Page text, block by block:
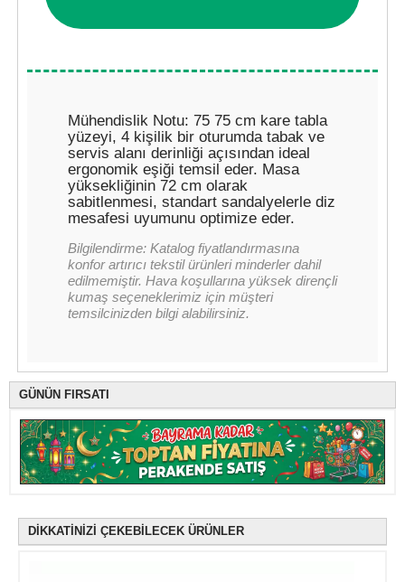
Mühendislik Notu: 75 75 cm kare tabla
yüzeyi, 4 kişilik bir oturumda tabak ve
servis alanı derinliği açısından ideal
ergonomik eşiği temsil eder. Masa
yüksekliğinin 72 cm olarak
sabitlenmesi, standart sandalyelerle diz
mesafesi uyumunu optimize eder.
Bilgilendirme: Katalog fiyatlandırmasına
konfor artırıcı tekstil ürünleri minderler dahil
edilmemiştir. Hava koşullarına yüksek dirençli
kumaş seçeneklerimiz için müşteri
temsilcinizden bilgi alabilirsiniz.
GÜNÜN FIRSATI
DİKKATİNİZİ ÇEKEBİLECEK ÜRÜNLER